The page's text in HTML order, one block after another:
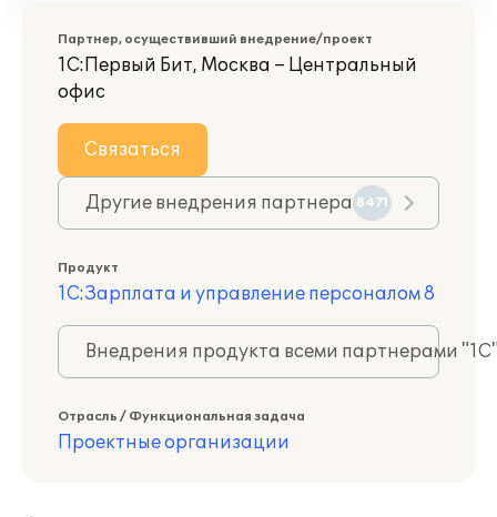
Партнер, осуществивший внедрение/проект
1С:Первый Бит, Москва – Центральный
офис
Связаться
Другие внедрения партнера 8471
Продукт
1С:Зарплата и управление персоналом 8
Внедрения продукта всеми партнерами
Отрасль / Функциональная задача
Проектные организации